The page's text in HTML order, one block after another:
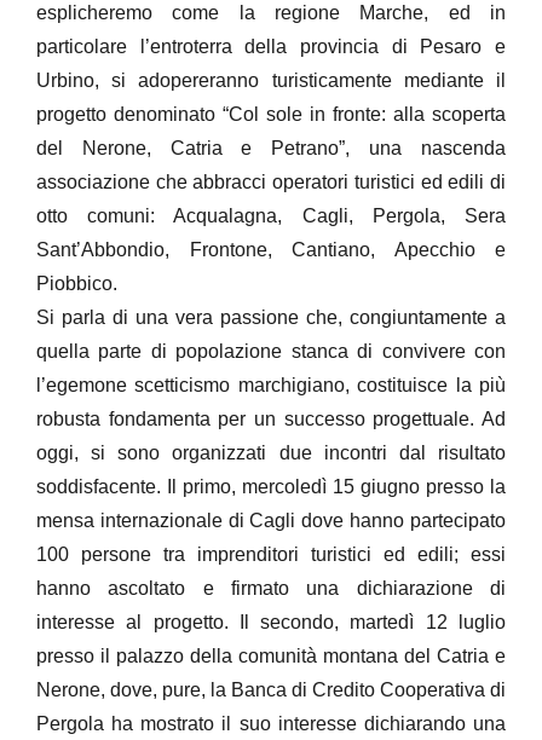
esplicheremo come la regione Marche, ed in
particolare l’entroterra della provincia di Pesaro e
Urbino, si adopereranno turisticamente mediante il
progetto denominato “Col sole in fronte: alla scoperta
del Nerone, Catria e Petrano”, una nascenda
associazione che abbracci operatori turistici ed edili di
otto comuni: Acqualagna, Cagli, Pergola, Sera
Sant’Abbondio, Frontone, Cantiano, Apecchio e
Piobbico.
Si parla di una vera passione che, congiuntamente a
quella parte di popolazione stanca di convivere con
l’egemone scetticismo marchigiano, costituisce la più
robusta fondamenta per un successo progettuale. Ad
oggi, si sono organizzati due incontri dal risultato
soddisfacente. Il primo, mercoledì 15 giugno presso la
mensa internazionale di Cagli dove hanno partecipato
100 persone tra imprenditori turistici ed edili; essi
hanno ascoltato e firmato una dichiarazione di
interesse al progetto. Il secondo, martedì 12 luglio
presso il palazzo della comunità montana del Catria e
Nerone, dove, pure, la Banca di Credito Cooperativa di
Pergola ha mostrato il suo interesse dichiarando una